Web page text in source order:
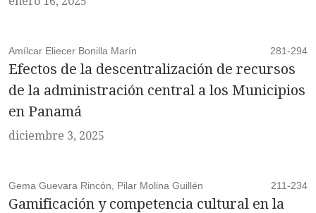
Amílcar Eliecer Bonilla Marín 281-294
Efectos de la descentralización de recursos
de la administración central a los Municipios
en Panamá
diciembre 3, 2025
Gema Guevara Rincón, Pilar Molina Guillén 211-234
Gamificación y competencia cultural en la